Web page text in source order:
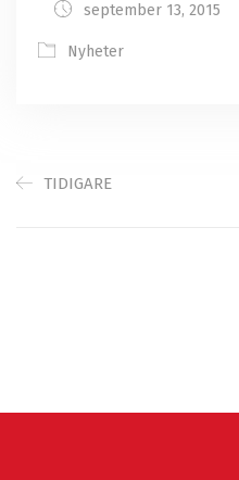
september 13, 2015
Nyheter
TIDIGARE